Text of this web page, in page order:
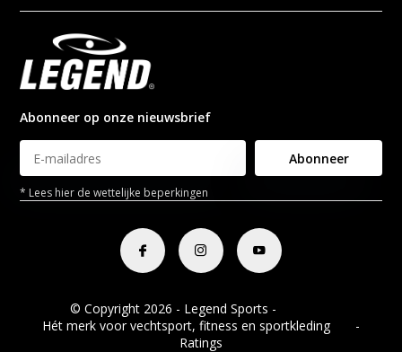
Abonneer op onze nieuwsbrief
Abonneer
* Lees hier de wettelijke beperkingen
© Copyright 2026 - Legend Sports -
Hét merk voor vechtsport, fitness en sportkleding
-
Ratings